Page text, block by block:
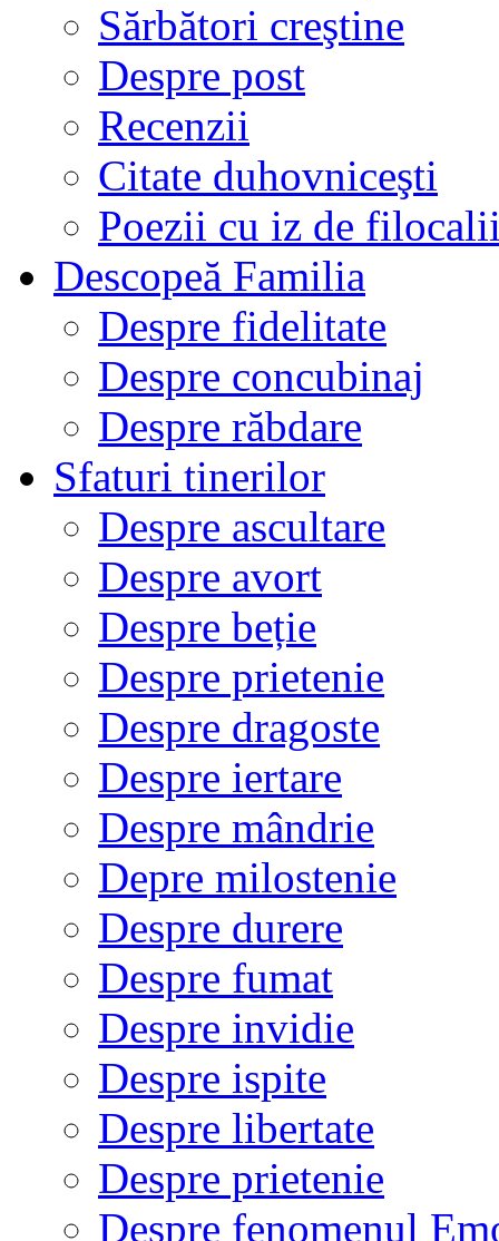
Sărbători creştine
Despre post
Recenzii
Citate duhovniceşti
Poezii cu iz de
Descopeă Familia
Despre fidelitate
Despre concubinaj
Despre răbdare
Sfaturi tinerilor
Despre ascultare
Despre avort
Despre beție
Despre prietenie
Despre dragoste
Despre iertare
Despre mândrie
Depre milostenie
Despre durere
Despre fumat
Despre invidie
Despre ispite
Despre libertate
Despre prietenie
Despre fenomenul